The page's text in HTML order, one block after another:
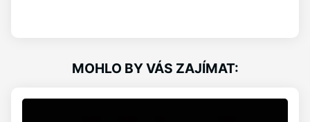
MOHLO BY VÁS ZAJÍMAT: